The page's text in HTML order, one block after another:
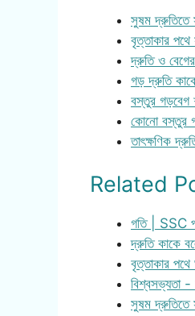
সুষম দ্রুতিতে
বৃত্তাকার পথে
দ্রুতি ও
গড় দ্রুতি
বস্তুর গড়বেগ
কোনো বস্তুর
তাৎক্ষণিক
Related
গতি | SSC
দ্রুতি কাকে
বৃত্তাকার পথে
বিশ্বসভ্যতা -
সুষম দ্রুতিতে